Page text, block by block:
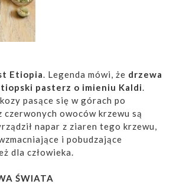
Etiopia. Legenda mówi, że drzewa
pasterz o imieniu Kaldi.
pasące się w górach po
owoców krzewu są
napar z ziaren tego krzewu,
i pobudzające
dla człowieka.
ŚWIATA